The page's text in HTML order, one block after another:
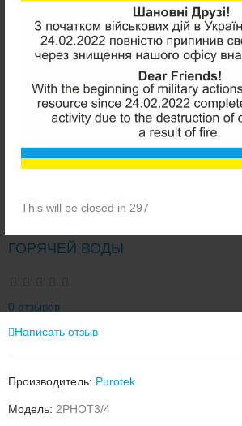
This will be closed in 297
PUROTEK 2PHOT3/4 УСИЛЕННЫЙ
ГОРЯЧЕЙ ВОДЫ
0 отзывов
Написать отзыв
Производитель: Purotek
Модель: 2PHOT3/4